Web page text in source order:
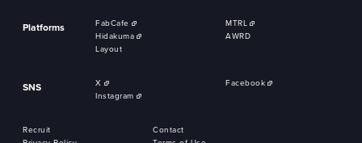
Platforms FabCafe
MTRL
Hidakuma
AWRD
Layout
SNS X
Facebook
Instagram
Recruit
Contact